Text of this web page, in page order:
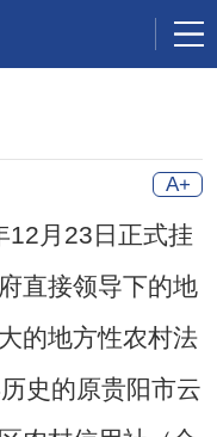
A+
12月23日正式挂
直接领导下的地
的地方性农村法
史的原贵阳市云